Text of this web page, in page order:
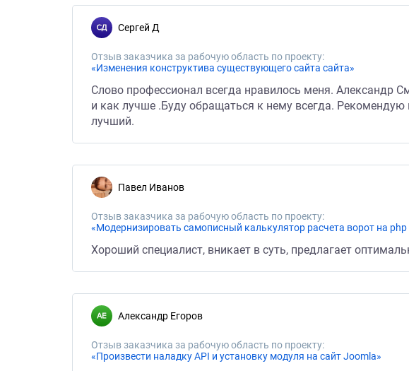
Сергей Д
Отзыв заказчика за рабочую область по проекту:
«Изменения конструктива существующего сайта сайта»
Слово профессионал всегда нравилось меня. Александр
и как лучше .Буду обращаться к нему всегда.
лучший.
Павел Иванов
Отзыв заказчика за рабочую область по проекту:
«Модернизировать самописный калькулятор расчета ворот на php
Хороший специалист, вникает в суть, предлагает
Александр Егоров
Отзыв заказчика за рабочую область по проекту:
«Произвести наладку API и установку модуля на сайт Joomla»